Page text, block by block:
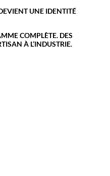
CHOCOLATERIE
UNE IDENTITÉ
COMPLÈTE. DES
À L’INDUSTRIE.